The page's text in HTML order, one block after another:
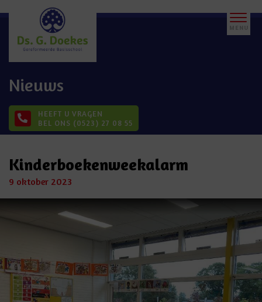
Nieuws
HEEFT U VRAGEN
BEL ONS (0523) 27 08 55
Kinderboekenweekalarm
9 oktober 2023